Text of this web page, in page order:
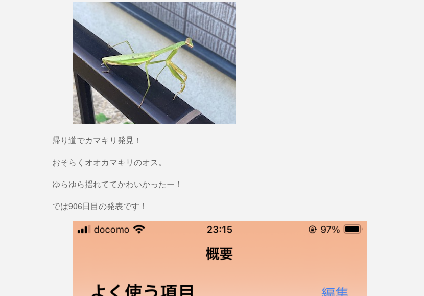
帰り道でカマキリ発見！
おそらくオオカマキリのオス。
ゆらゆら揺れててかわいかったー！
では906日目の発表です！